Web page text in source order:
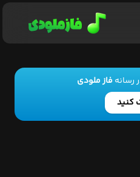
رسانهفاز ملودی
کنید